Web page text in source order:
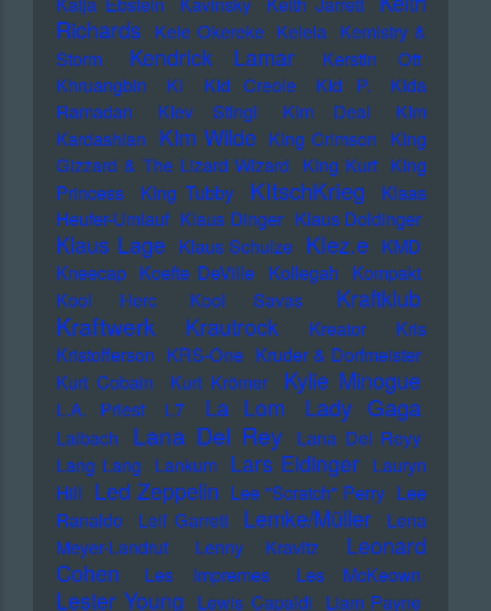
Richards Kele Okereke Kelela Kemistry &
Storm
Kendrick Lamar
Kerstin Ott
Khruangbin
KI KId Creole KId P.
KIda
Ramadan
KIev Stingl KIm Deal
KIm
Kardashian KIm Wilde KIng Crimson KIng
Gizzard & The Lizard Wizard KIng Kurt KIng
Princess
KIng Tubby KItschKrieg
Klaas
Heufer-Umlauf Klaus Dinger Klaus Doldinger
Klaus Lage Klaus Schulze Klez.e KMD
Kneecap Koefte DeVille Kollegah Kompakt
Kool Herc
Kool Savas Kraftklub
Kraftwerk Krautrock Kreator
Kris
Kristofferson KRS-One Kruder & Dorfmeister
Kurt Cobain
Kurt Krömer Kylie Minogue
L.A. Priest L7 La Lom Lady Gaga
Laibach Lana Del Rey
Lana Del Reyy
Lang Lang Lankum Lars Eidinger Lauryn
Hill Led Zeppelin Lee "Scratch" Perry Lee
Ranaldo
Leif Garrett Lemke/Müller
Lena
Meyer-Landrut
Lenny Kravitz
Leonard
Cohen
Les Impremes Les McKeown
Lester Young Lewis Capaldi Liam Payne